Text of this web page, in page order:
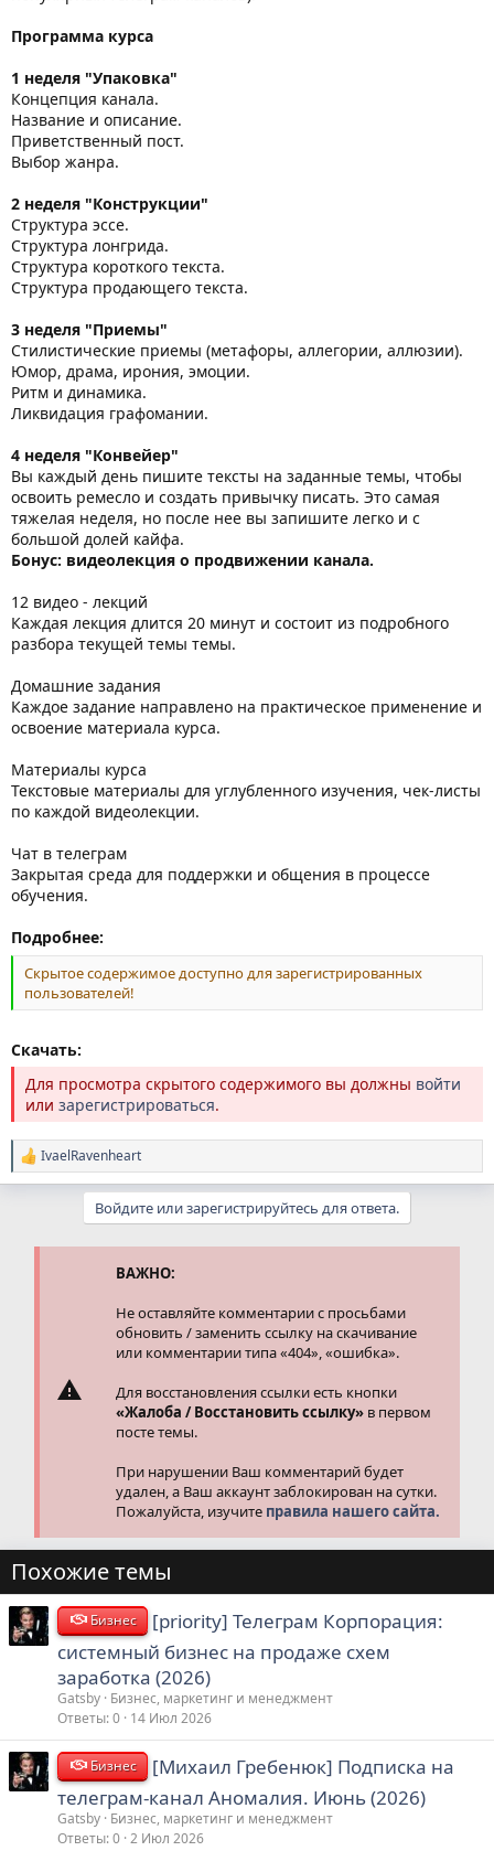
Программа курса
1 неделя "Упаковка"
Концепция канала.
Название и описание.
Приветственный пост.
Выбор жанра.
2 неделя "Конструкции"
Структура эссе.
Структура лонгрида.
Структура короткого текста.
Структура продающего текста.
3 неделя "Приемы"
Стилистические приемы (метафоры, аллегории, аллюзии).
Юмор, драма, ирония, эмоции.
Ритм и динамика.
Ликвидация графомании.
4 неделя "Конвейер"
Вы каждый день пишите тексты на заданные темы, чтобы
освоить ремесло и создать привычку писать. Это самая
тяжелая неделя, но после нее вы запишите легко и с
большой долей кайфа.
Бонус: видеолекция о продвижении канала.
12 видео - лекций
Каждая лекция длится 20 минут и состоит из подробного
разбора текущей темы темы.
Домашние задания
Каждое задание направлено на практическое применение и
освоение материала курса.
Материалы курса
Текстовые материалы для углубленного изучения, чек-листы
по каждой видеолекции.
Чат в телеграм
Закрытая среда для поддержки и общения в процессе
обучения.
Подробнее:
Скрытое содержимое доступно для зарегистрированных
пользователей!
Скачать:
Для просмотра скрытого содержимого вы должны войти
или зарегистрироваться.
Р
е
IvaelRavenheart
Войдите или зарегистрируйтесь для ответа.
ВАЖНО:
Не оставляйте комментарии с просьбами
обновить / заменить ссылку на скачивание
или комментарии типа «404», «ошибка».
Для восстановления ссылки есть кнопки
«Жалоба / Восстановить ссылку» в первом
посте темы.
При нарушении Ваш комментарий будет
удален, а Ваш аккаунт заблокирован на сутки.
Пожалуйста, изучите правила нашего сайта.
Похожие темы
Бизнес
[priority] Телеграм Корпорация:
системный бизнес на продаже схем
заработка (2026)
Gatsby Бизнес, маркетинг и менеджмент
Ответы 0 14 Июл 2026
Бизнес
[Михаил Гребенюк] Подписка на
телеграм-канал Аномалия. Июнь (2026)
Gatsby Бизнес, маркетинг и менеджмент
Ответы 0 2 Июл 2026